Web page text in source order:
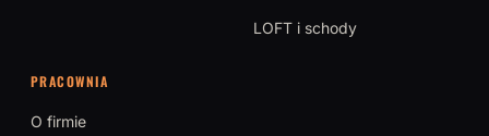
LOFT i schody
PRACOWNIA
O firmie